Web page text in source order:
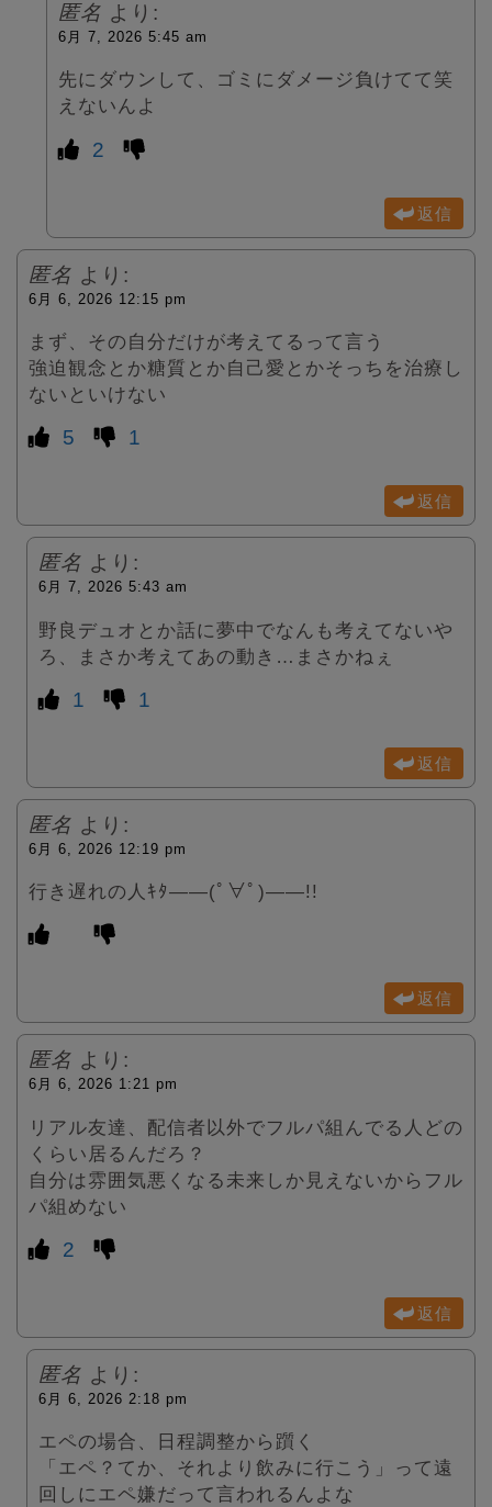
匿名 より:
6月 7, 2026 5:45 am
先にダウンして、ゴミにダメージ負けてて笑
えないんよ
2
返信
匿名 より:
6月 6, 2026 12:15 pm
まず、その自分だけが考えてるって言う
強迫観念とか糖質とか自己愛とかそっちを治療し
ないといけない
5 1
返信
匿名 より:
6月 7, 2026 5:43 am
野良デュオとか話に夢中でなんも考えてないや
ろ、まさか考えてあの動き…まさかねぇ
1 1
返信
匿名 より:
6月 6, 2026 12:19 pm
行き遅れの人ｷﾀ――(ﾟ∀ﾟ)――!!
返信
匿名 より:
6月 6, 2026 1:21 pm
リアル友達、配信者以外でフルパ組んでる人どの
くらい居るんだろ？
自分は雰囲気悪くなる未来しか見えないからフル
パ組めない
2
返信
匿名 より:
6月 6, 2026 2:18 pm
エペの場合、日程調整から躓く
「エペ？てか、それより飲みに行こう」って遠
回しにエペ嫌だって言われるんよな